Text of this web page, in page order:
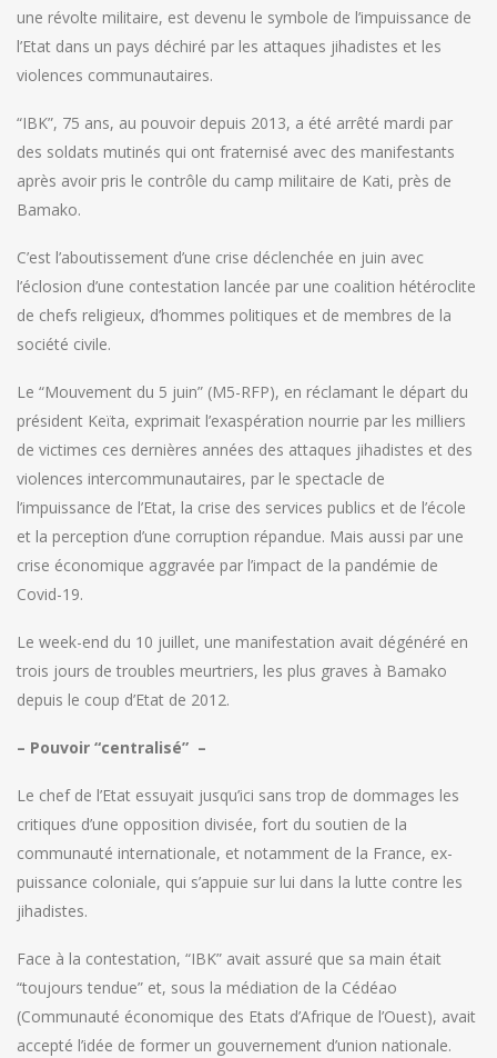
une révolte militaire, est devenu le symbole de l’impuissance de
l’Etat dans un pays déchiré par les attaques jihadistes et les
violences communautaires.
“IBK”, 75 ans, au pouvoir depuis 2013, a été arrêté mardi par
des soldats mutinés qui ont fraternisé avec des manifestants
après avoir pris le contrôle du camp militaire de Kati, près de
Bamako.
C’est l’aboutissement d’une crise déclenchée en juin avec
l’éclosion d’une contestation lancée par une coalition hétéroclite
de chefs religieux, d’hommes politiques et de membres de la
société civile.
Le “Mouvement du 5 juin” (M5-RFP), en réclamant le départ du
président Keïta, exprimait l’exaspération nourrie par les milliers
de victimes ces dernières années des attaques jihadistes et des
violences intercommunautaires, par le spectacle de
l’impuissance de l’Etat, la crise des services publics et de l’école
et la perception d’une corruption répandue. Mais aussi par une
crise économique aggravée par l’impact de la pandémie de
Covid-19.
Le week-end du 10 juillet, une manifestation avait dégénéré en
trois jours de troubles meurtriers, les plus graves à Bamako
depuis le coup d’Etat de 2012.
– Pouvoir “centralisé” –
Le chef de l’Etat essuyait jusqu’ici sans trop de dommages les
critiques d’une opposition divisée, fort du soutien de la
communauté internationale, et notamment de la France, ex-
puissance coloniale, qui s’appuie sur lui dans la lutte contre les
jihadistes.
Face à la contestation, “IBK” avait assuré que sa main était
“toujours tendue” et, sous la médiation de la Cédéao
(Communauté économique des Etats d’Afrique de l’Ouest), avait
accepté l’idée de former un gouvernement d’union nationale.